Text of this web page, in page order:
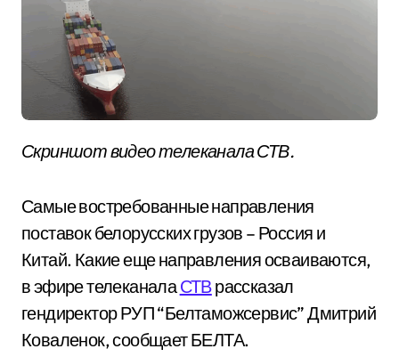
Скриншот видео телеканала СТВ.
Самые востребованные направления
поставок белорусских грузов – Россия и
Китай. Какие еще направления осваиваются,
в эфире телеканалаСТВрассказал
гендиректор РУП “Белтаможсервис” Дмитрий
Коваленок, сообщает БЕЛТА.